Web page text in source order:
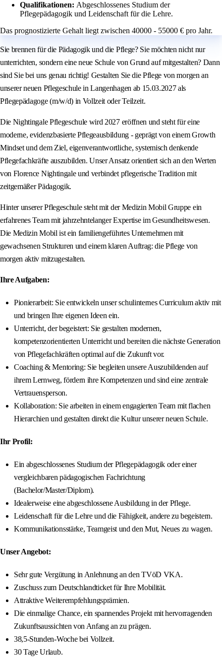
Qualifikationen: Abgeschlossenes Studium der
Pflegepädagogik und Leidenschaft für die Lehre.
Das prognostizierte Gehalt liegt zwischen 40000 - 55000 € pro Jahr.
Sie brennen für die Pädagogik und die Pflege? Sie möchten nicht nur
unterrichten, sondern eine neue Schule von Grund auf mitgestalten? Dann
sind Sie bei uns genau richtig! Gestalten Sie die Pflege von morgen an
unserer neuen Pflegeschule in Langenhagen ab 15.03.2027 als
Pflegepädagoge (m/w/d) in Vollzeit oder Teilzeit.
Die Nightingale Pflegeschule wird 2027 eröffnen und steht für eine
moderne, evidenzbasierte Pflegeausbildung - geprägt von einem Growth
Mindset und dem Ziel, eigenverantwortliche, systemisch denkende
Pflegefachkräfte auszubilden. Unser Ansatz orientiert sich an den Werten
von Florence Nightingale und verbindet pflegerische Tradition mit
zeitgemäßer Pädagogik.
Hinter unserer Pflegeschule steht mit der Medizin Mobil Gruppe ein
erfahrenes Team mit jahrzehntelanger Expertise im Gesundheitswesen.
Die Medizin Mobil ist ein familiengeführtes Unternehmen mit
gewachsenen Strukturen und einem klaren Auftrag: die Pflege von
morgen aktiv mitzugestalten.
Ihre Aufgaben:
Pionierarbeit: Sie entwickeln unser schulinternes Curriculum aktiv mit
und bringen Ihre eigenen Ideen ein.
Unterricht, der begeistert: Sie gestalten modernen,
kompetenzorientierten Unterricht und bereiten die nächste Generation
von Pflegefachkräften optimal auf die Zukunft vor.
Coaching & Mentoring: Sie begleiten unsere Auszubildenden auf
ihrem Lernweg, fördern ihre Kompetenzen und sind eine zentrale
Vertrauensperson.
Kollaboration: Sie arbeiten in einem engagierten Team mit flachen
Hierarchien und gestalten direkt die Kultur unserer neuen Schule.
Ihr Profil:
Ein abgeschlossenes Studium der Pflegepädagogik oder einer
vergleichbaren pädagogischen Fachrichtung
(Bachelor/Master/Diplom).
Idealerweise eine abgeschlossene Ausbildung in der Pflege.
Leidenschaft für die Lehre und die Fähigkeit, andere zu begeistern.
Kommunikationsstärke, Teamgeist und den Mut, Neues zu wagen.
Unser Angebot:
Sehr gute Vergütung in Anlehnung an den TVöD VKA.
Zuschuss zum Deutschlandticket für Ihre Mobilität.
Attraktive Weiterempfehlungsprämien.
Die einmalige Chance, ein spannendes Projekt mit hervorragenden
Zukunftsaussichten von Anfang an zu prägen.
38,5-Stunden-Woche bei Vollzeit.
30 Tage Urlaub.